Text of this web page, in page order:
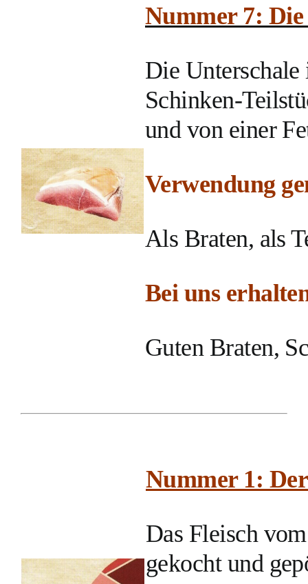
Nummer 7:
Die Unterschale
Schinken-
und von einer
Verwendung
Als Braten, als
Bei uns
Guten Braten,
Nummer 1:
Das Fleisch
gekocht und